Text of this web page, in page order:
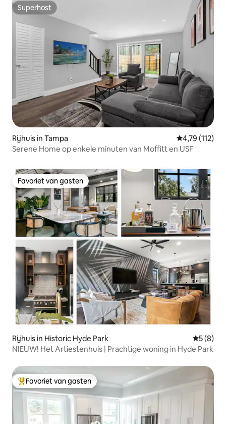
Superhost
Superhost
Rijhuis in Tampa Gemiddelde
4,79 (112)
Serene Home op enkele minuten van Moffitt en USF
Favoriet van gasten
Favoriet van gasten
Rijhuis in Historic Hyde Park
5 (8)
NIEUW! Het Artiestenhuis | Prachtige woning in Hyde Park
Topfavoriet van gasten
Favoriet van gasten